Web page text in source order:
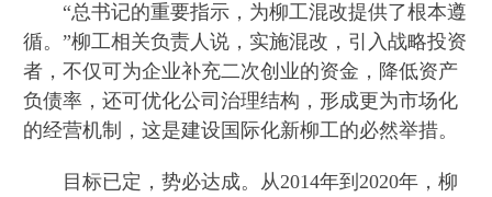
“总书记的重要指示，为柳工混改提供了根本遵
循。”柳工相关负责人说，实施混改，引入战略投资
者，不仅可为企业补充二次创业的资金，降低资产
负债率，还可优化公司治理结构，形成更为市场化
的经营机制，这是建设国际化新柳工的必然举措。
目标已定，势必达成。从2014年到2020年，柳